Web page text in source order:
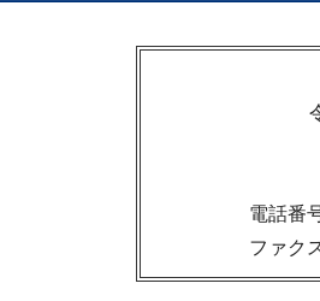
電話番
ファク